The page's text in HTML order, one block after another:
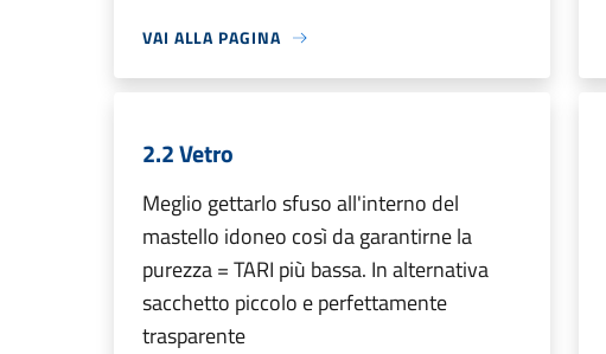
VAI ALLA PAGINA
2.2 Vetro
Meglio gettarlo sfuso all'interno del
mastello idoneo così da garantirne la
purezza = TARI più bassa. In alternativa
sacchetto piccolo e perfettamente
trasparente